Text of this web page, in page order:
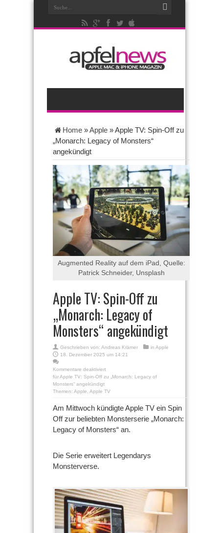
Home »Apple »Apple TV: Spin-Off zu
„Monarch: Legacy of Monsters“
angekündigt
Augmented Reality auf dem iPad, Quelle:
Patrick Schneider, Unsplash
Apple TV: Spin-Off zu
„Monarch: Legacy of
Monsters“ angekündigt
Geschrieben von: Andreas Krämer in Apple
18. Dezember 2025 um 14:21
Kommentare deaktiviert
für Apple TV: Spin-Off zu „Monarch: Legacy of
Monsters“ angekündigt
Themen: Apple, Apple TV
Am Mittwoch kündigte Apple TV ein Spin
Off zur beliebten Monsterserie „Monarch:
Legacy of Monsters“ an.
Die Serie erweitert Legendarys
Monsterverse.